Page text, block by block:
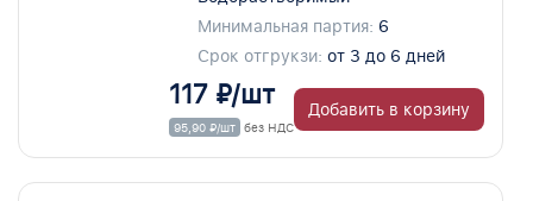
Минимальная партия: 6
Срок отгрукзи: от 3 до 6 дней
117 ₽/шт
95,90 ₽/шт без НДС
Добавить в корзину